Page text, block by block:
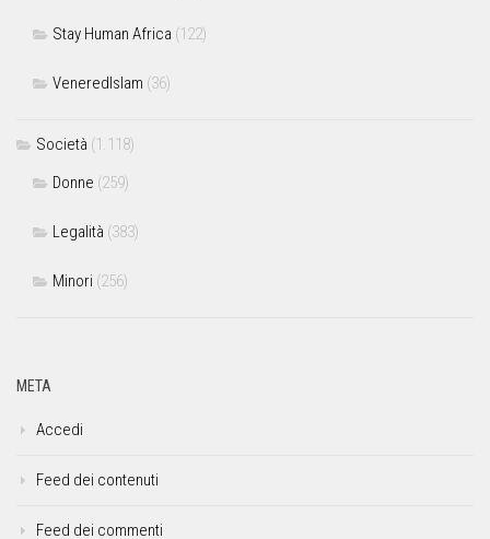
Stay Human Africa (122)
VeneredIslam (36)
Società (1.118)
Donne (259)
Legalità (383)
Minori (256)
META
Accedi
Feed dei contenuti
Feed dei commenti